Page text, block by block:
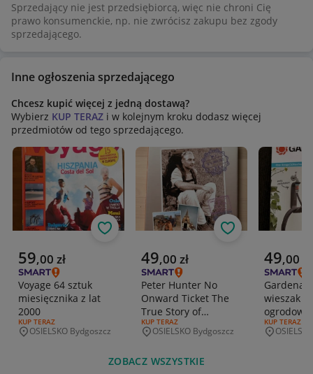
Sprzedający nie jest przedsiębiorcą, więc nie chroni Cię
prawo konsumenckie, np. nie zwrócisz zakupu bez zgody
sprzedającego.
Inne ogłoszenia sprzedającego
Chcesz kupić więcej z jedną dostawą?
Wybierz KUP TERAZ i w kolejnym kroku dodasz więcej
przedmiotów od tego sprzedającego.
Aktualna cena
59,00 zł
Voyage 64 sztuk
miesięcznika z lat
2000
RODZAJ OFERTY:
KUP TERAZ
Miejscowość
OSIELSKO Bydgoszcz
Obserwuj
Aktualna cena
49,00 zł
Peter Hunter No
Onward Ticket The
True Story of
Hunter's Journey
RODZAJ OFERTY:
KUP TERAZ
Miejscowość
OSIELSKO Bydgoszcz
Obserwuj
Aktualna
49,00
Gardena
wieszak
ogrodowy
RODZAJ
KUP TERAZ
ZOBACZ WSZYSTKIE